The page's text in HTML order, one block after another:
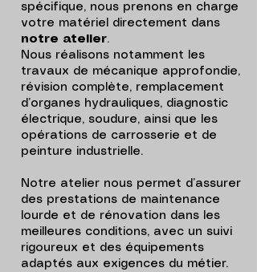
spécifique, nous prenons en charge
votre matériel directement dans
notre atelier.
Nous réalisons notamment les
travaux de mécanique approfondie,
révision complète, remplacement
d’organes hydrauliques, diagnostic
électrique, soudure, ainsi que les
opérations de carrosserie et de
peinture industrielle.
Notre atelier nous permet d’assurer
des prestations de maintenance
lourde et de rénovation dans les
meilleures conditions, avec un suivi
rigoureux et des équipements
adaptés aux exigences du métier.